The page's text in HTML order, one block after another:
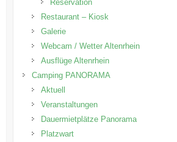
Reservation
Restaurant – Kiosk
Galerie
Webcam / Wetter Altenrhein
Ausflüge Altenrhein
Camping PANORAMA
Aktuell
Veranstaltungen
Dauermietplätze Panorama
Platzwart